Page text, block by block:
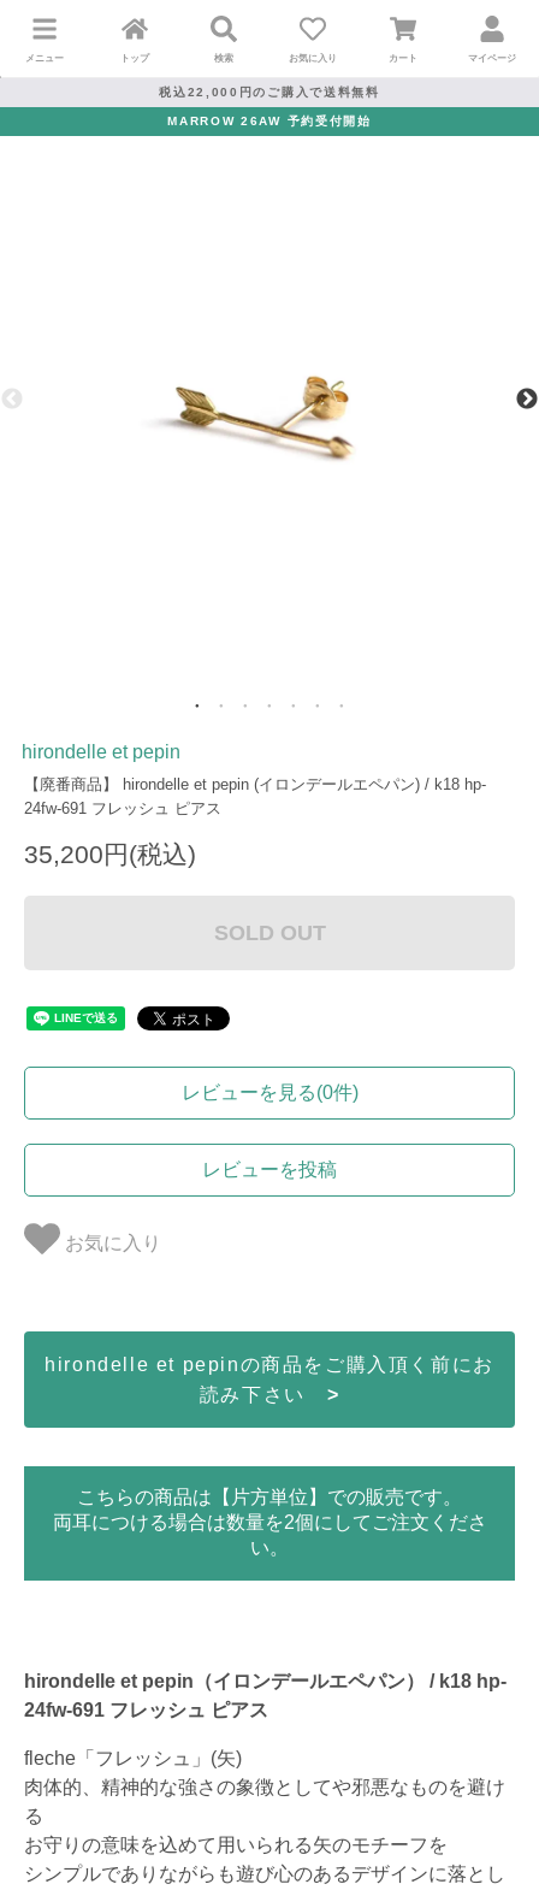
メニュー トップ 検索 お気に入り カート マイページ
税込22,000円のご購入で送料無料
MARROW 26AW 予約受付開始
hirondelle et pepin
【廃番商品】 hirondelle et pepin (イロンデールエペパン) / k18 hp-
24fw-691 フレッシュ ピアス
35,200円(税込)
SOLD OUT
レビューを見る(0件)
レビューを投稿
お気に入り
hirondelle et pepinの商品をご購入頂く前にお
読み下さい >
こちらの商品は【片方単位】での販売です。
両耳につける場合は数量を2個にしてご注文くださ
い。
hirondelle et pepin（イロンデールエペパン） / k18 hp-
24fw-691 フレッシュ ピアス
fleche「フレッシュ」(矢)
肉体的、精神的な強さの象徴としてや邪悪なものを避け
る
お守りの意味を込めて用いられる矢のモチーフを
シンプルでありながらも遊び心のあるデザインに落とし